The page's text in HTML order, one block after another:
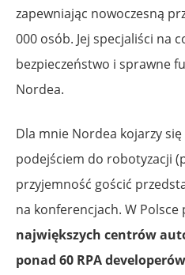
zapewniając nowoczesną
000 osób. Jej specjaliści na
bezpieczeństwo i sprawne
Nordea.
Dla mnie Nordea kojarzy
podejściem do robotyzacji
przyjemność gościć
na konferencjach. W Polsce
największych centrów
ponad 60 RPA